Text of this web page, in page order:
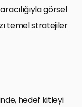
görsel
temel stratejiler
hedef kitleyi